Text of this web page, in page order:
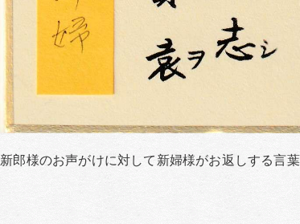
新郎様のお声がけに対して新婦様がお返しする言葉